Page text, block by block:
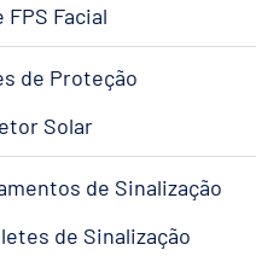
FPS Facial
de Proteção
Solar
de Sinalização
de Sinalização